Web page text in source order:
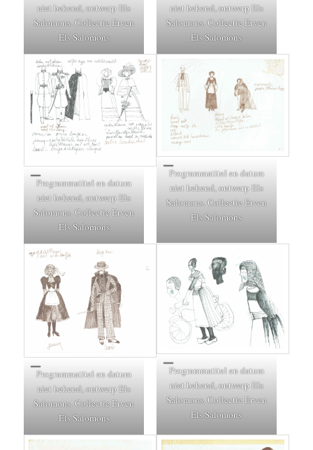
niet bekend, ontwerp Els
Salomons. Collectie Erven
Els Salomons
niet bekend, ontwerp Els
Salomons. Collectie Erven
Els Salomons
Programmatitel en datum
niet bekend, ontwerp Els
Salomons. Collectie Erven
Els Salomons
Programmatitel en datum
niet bekend, ontwerp Els
Salomons. Collectie Erven
Els Salomons
Programmatitel en datum
niet bekend, ontwerp Els
Salomons. Collectie Erven
Els Salomons
Programmatitel en datum
niet bekend, ontwerp Els
Salomons. Collectie Erven
Els Salomons